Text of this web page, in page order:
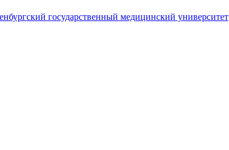
государственный медицинский университет